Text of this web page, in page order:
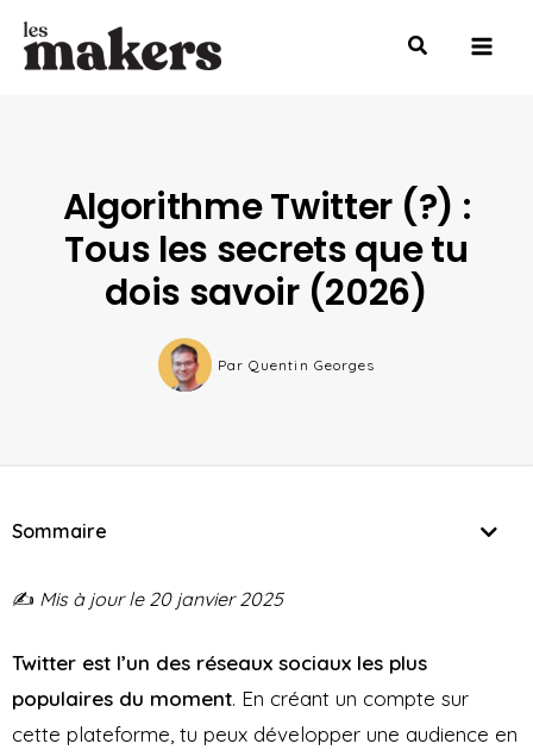
Aller
Algorithme Twitter (?) :
Tous les secrets que tu
dois savoir (2026)
Par Quentin Georges
Sommaire
✍️ Mis à jour le 20 janvier 2025
Twitter est l’un des réseaux sociaux les plus
populaires du moment. En créant un compte sur
cette plateforme, tu peux développer une audience en